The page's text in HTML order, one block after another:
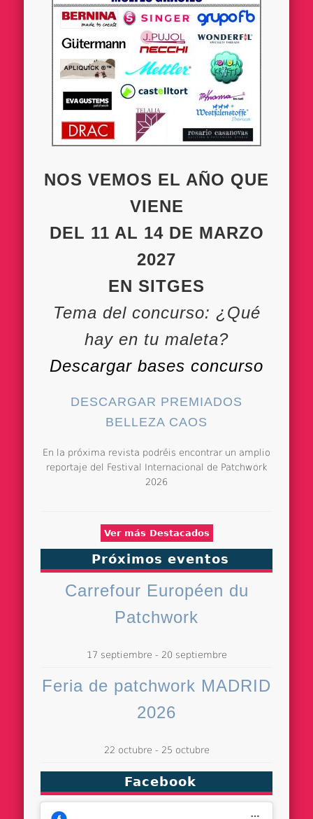
NOS VEMOS EL AÑO QUE
VIENE
DEL 11 AL 14 DE MARZO
2027
EN SITGES
Tema del concurso: ¿Qué
hay en tu maleta?
Descargar bases concurso
DESCARGAR PREMIADOS
BELLEZA CAOS
En la próxima revista podréis encontrar un amplio
reportaje del Festival Internacional de Patchwork
2026
Ver más Destacados
Próximos eventos
Carrefour Européen du
Patchwork
17 septiembre - 20 septiembre
Feria de patchwork MADRID
2026
22 octubre - 25 octubre
Facebook